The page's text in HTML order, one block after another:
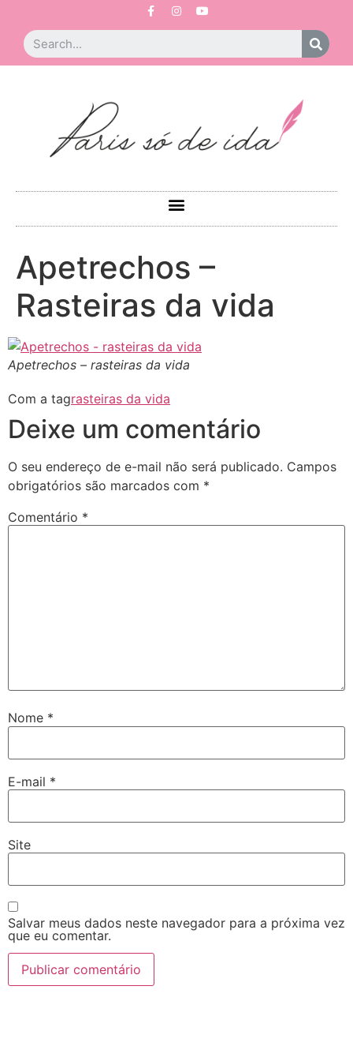
Apetrechos –
Rasteiras da vida
Apetrechos – rasteiras da vida
Com a tagrasteiras da vida
Deixe um comentário
O seu endereço de e-mail não será publicado. Campos
obrigatórios são marcados com *
Comentário *
Nome *
E-mail *
Site
Salvar meus dados neste navegador para a próxima vez
que eu comentar.